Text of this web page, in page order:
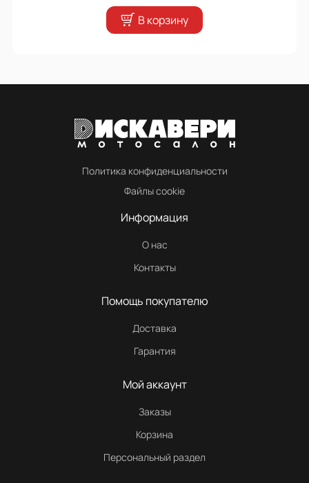
В корзину
Политика конфиденциальности
Файлы cookie
Информация
О нас
Контакты
Помощь покупателю
Доставка
Гарантия
Мой аккаунт
Заказы
Корзина
Персональный раздел